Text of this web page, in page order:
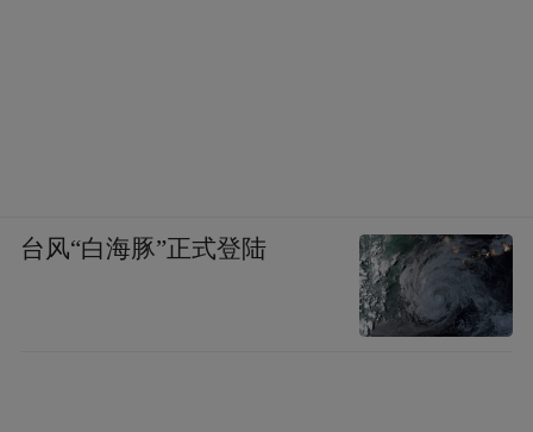
台风“白海豚”正式登陆